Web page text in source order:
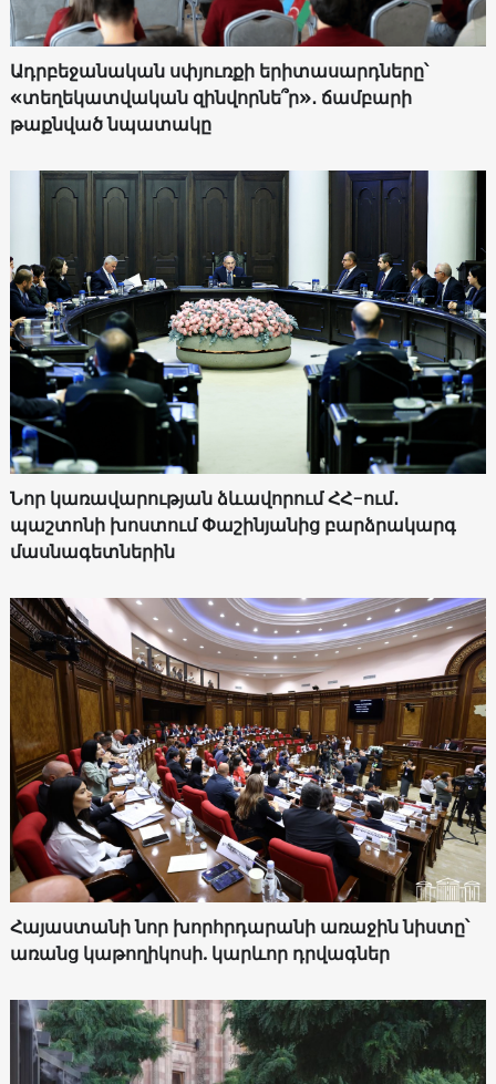
Ադրբեջանական սփյուռքի երիտասարդները՝
«տեղեկատվական զինվորնե՞ր»․ ճամբարի
թաքնված նպատակը
Նոր կառավարության ձևավորում ՀՀ-ում․
պաշտոնի խոստում Փաշինյանից բարձրակարգ
մասնագետներին
Հայաստանի նոր խորհրդարանի առաջին նիստը՝
առանց կաթողիկոսի. կարևոր դրվագներ